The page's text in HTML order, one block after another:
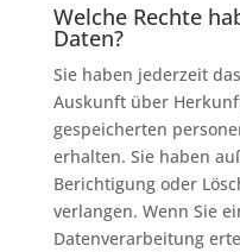
Welche Rechte
Daten?
Sie haben jederzeit
Auskunft über
gespeicherten
erhalten. Sie haben
Berichtigung oder
verlangen. Wenn Sie
Datenverarbeitung